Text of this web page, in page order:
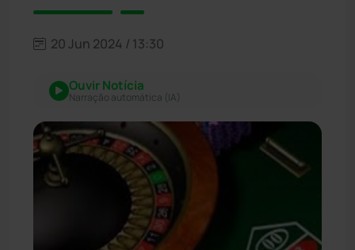
20 Jun 2024 / 13:30
Ouvir Notícia
Narração automática (IA)